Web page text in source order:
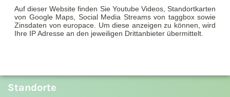
uns ein Teil ihres Vorhabens werden und greifen Sie
gut und gern auf unser kostenfreies, unabhängiges
Beratungsangebot zurück. Einfach. Unschlagbar.
Standorte
Auf dieser Website finden Sie Youtube Videos, Standortkarten
von Google Maps, Social Media Streams von taggbox sowie
Zinsdaten von europace. Um diese anzeigen zu können, wird
Ihre IP Adresse an den jeweiligen Drittanbieter übermittelt.